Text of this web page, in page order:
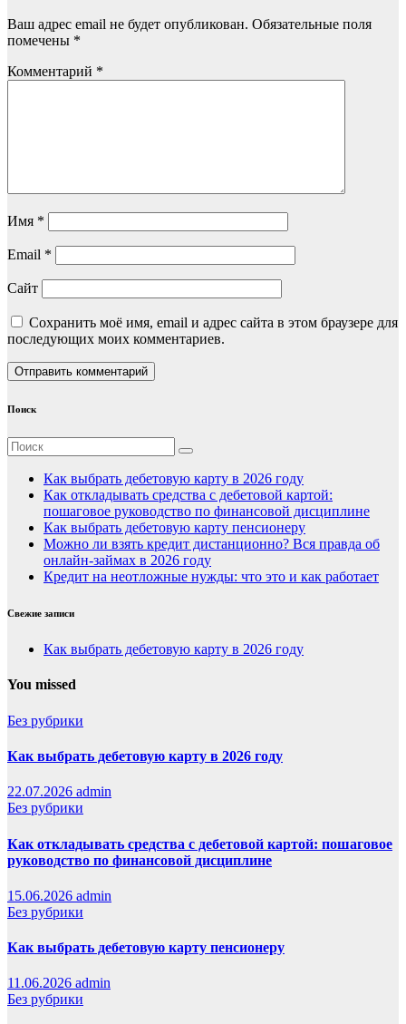
Ваш адрес email не будет опубликован. Обязательные поля
помечены *
Комментарий *
Имя *
Email *
Сайт
Сохранить моё имя, email и адрес сайта в этом браузере для
последующих моих комментариев.
Поиск
Как выбрать дебетовую карту в 2026 году
Как откладывать средства с дебетовой картой:
пошаговое руководство по финансовой дисциплине
Как выбрать дебетовую карту пенсионеру
Можно ли взять кредит дистанционно? Вся правда об
онлайн-займах в 2026 году
Кредит на неотложные нужды: что это и как работает
Свежие записи
Как выбрать дебетовую карту в 2026 году
You missed
Без рубрики
Как выбрать дебетовую карту в 2026 году
22.07.2026 admin
Без рубрики
Как откладывать средства с дебетовой картой: пошаговое
руководство по финансовой дисциплине
15.06.2026 admin
Без рубрики
Как выбрать дебетовую карту пенсионеру
11.06.2026 admin
Без рубрики